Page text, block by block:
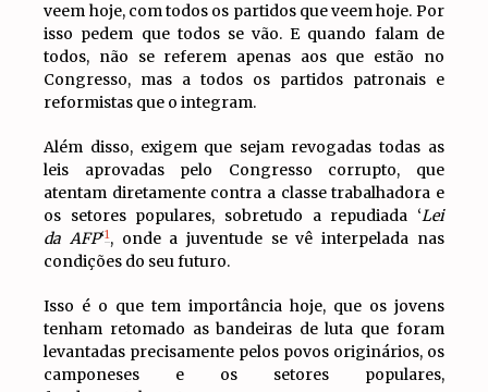
veem hoje, com todos os partidos que veem hoje. Por
isso pedem que todos se vão. E quando falam de
todos, não se referem apenas aos que estão no
Congresso, mas a todos os partidos patronais e
reformistas que o integram.
Além disso, exigem que sejam revogadas todas as
leis aprovadas pelo Congresso corrupto, que
atentam diretamente contra a classe trabalhadora e
os setores populares, sobretudo a repudiada ‘Lei
da AFP‘1, onde a juventude se vê interpelada nas
condições do seu futuro.
Isso é o que tem importância hoje, que os jovens
tenham retomado as bandeiras de luta que foram
levantadas precisamente pelos povos originários, os
camponeses e os setores populares,